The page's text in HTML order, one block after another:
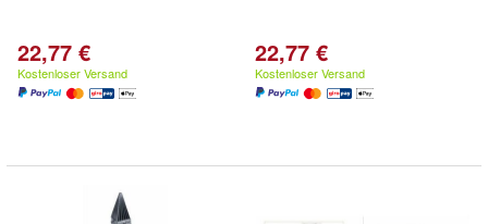
22,77 €
Kostenloser Versand
22,77 €
Kostenloser Versand